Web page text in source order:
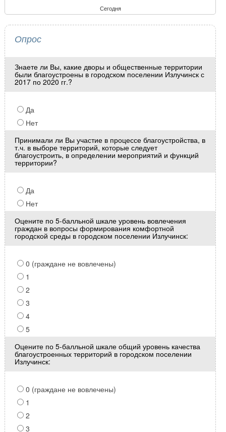
Сегодня
Опрос
Знаете ли Вы, какие дворы и общественные территории
были благоустроены в городском поселении Излучинск с
2017 по 2020 гг.?
Да
Нет
Принимали ли Вы участие в процессе благоустройства, в
т.ч. в выборе территорий, которые следует
благоустроить, в определении мероприятий и функций
территории?
Да
Нет
Оцените по 5-балльной шкале уровень вовлечения
граждан в вопросы формирования комфортной
городской среды в городском поселении Излучинск:
0 (граждане не вовлечены)
1
2
3
4
5
Оцените по 5-балльной шкале общий уровень качества
благоустроенных территорий в городском поселении
Излучинск:
0 (граждане не вовлечены)
1
2
3